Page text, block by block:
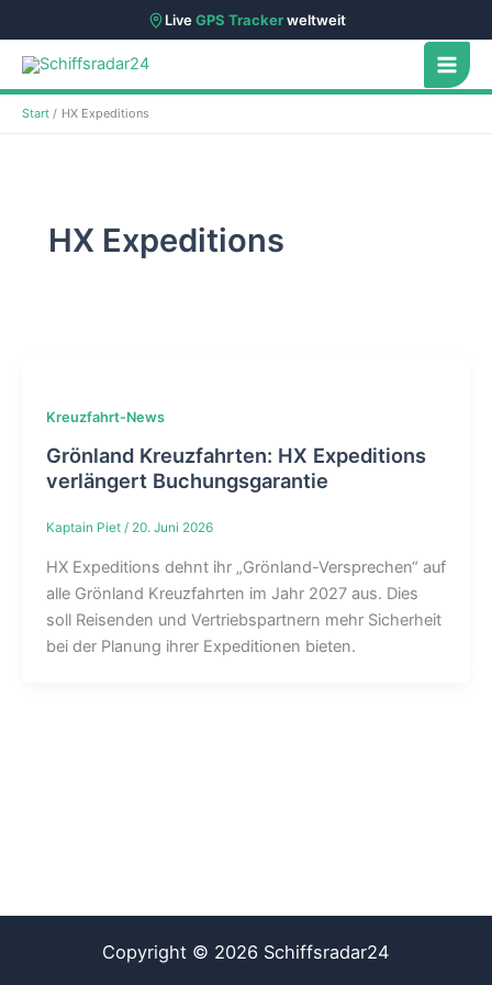
LiveGPS Trackerweltweit
Zum
Inhalt
springen
Start HX Expeditions
HX Expeditions
Kreuzfahrt-News
Grönland Kreuzfahrten: HX Expeditions
verlängert Buchungsgarantie
Kaptain Piet / 20. Juni 2026
HX Expeditions dehnt ihr „Grönland-Versprechen“ auf
alle Grönland Kreuzfahrten im Jahr 2027 aus. Dies
soll Reisenden und Vertriebspartnern mehr Sicherheit
bei der Planung ihrer Expeditionen bieten.
Copyright © 2026 Schiffsradar24